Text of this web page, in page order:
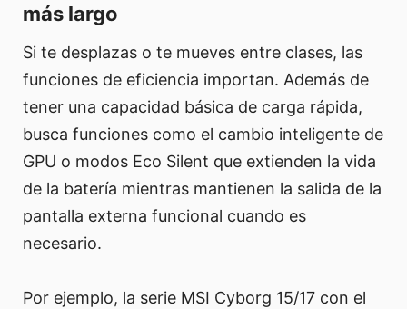
más largo
Si te desplazas o te mueves entre clases, las
funciones de eficiencia importan. Además de
tener una capacidad básica de carga rápida,
busca funciones como el cambio inteligente de
GPU o modos Eco Silent que extienden la vida
de la batería mientras mantienen la salida de la
pantalla externa funcional cuando es
necesario.
Por ejemplo, la serie MSI Cyborg 15/17 con el